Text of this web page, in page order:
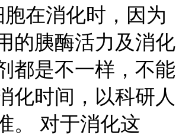
在消化时，因为
的胰酶活力及消化
都是不一样，不能
化时间，以科研人
。 对于消化这